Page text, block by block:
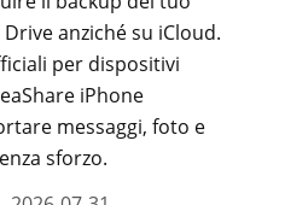
anziché su iCloud.
per dispositivi
iPhone
messaggi, foto e
sforzo.